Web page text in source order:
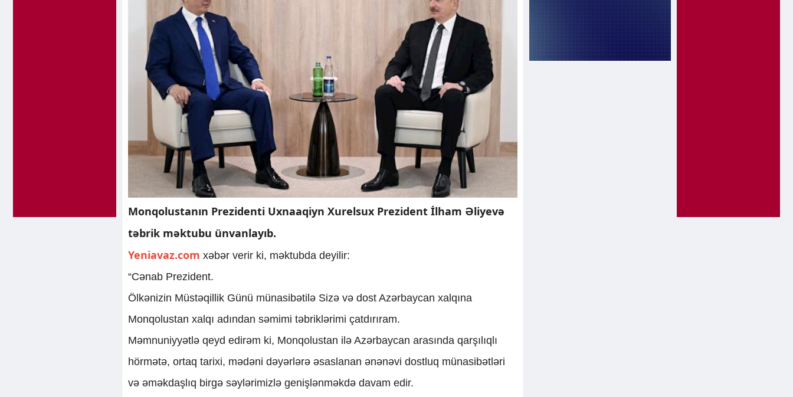
Monqolustanın Prezidenti Uxnaaqiyn Xurelsux Prezident İlham Əliyevə
təbrik məktubu ünvanlayıb.
Yeniavaz.com xəbər verir ki, məktubda deyilir:
“Cənab Prezident.
Ölkənizin Müstəqillik Günü münasibətilə Sizə və dost Azərbaycan xalqına
Monqolustan xalqı adından səmimi təbriklərimi çatdırıram.
Məmnuniyyətlə qeyd edirəm ki, Monqolustan ilə Azərbaycan arasında qarşılıqlı
hörmətə, ortaq tarixi, mədəni dəyərlərə əsaslanan ənənəvi dostluq münasibətləri
və əməkdaşlıq birgə səylərimizlə genişlənməkdə davam edir.